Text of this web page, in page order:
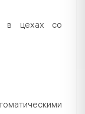
в цехах со